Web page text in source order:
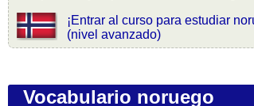
¡Entrar al curso para estudiar
(nivel avanzado)
Vocabulario noruego